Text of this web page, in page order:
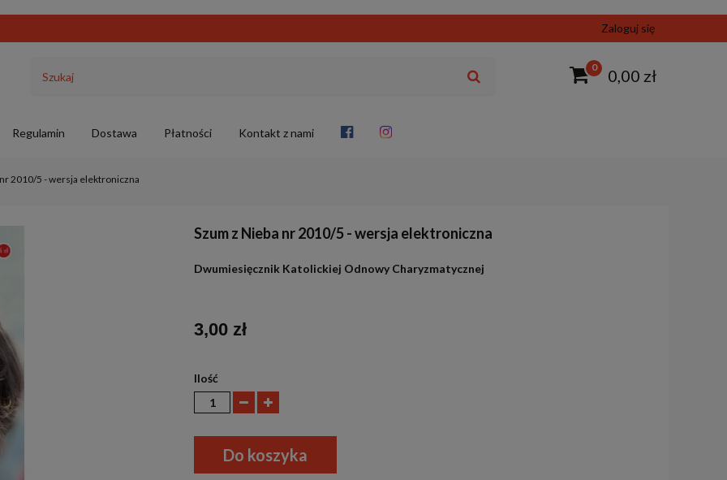
Zaloguj się
0 0,00 zł
Regulamin Dostawa Płatności Kontakt z nami
2010/5 - wersja elektroniczna
Szum z Nieba nr 2010/5 - wersja elektroniczna
Dwumiesięcznik Katolickiej Odnowy Charyzmatycznej
3,00 zł
Ilość
Do koszyka